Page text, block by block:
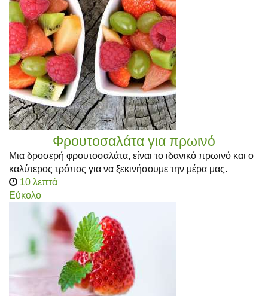
Φρουτοσαλάτα για πρωινό
Μια δροσερή φρουτοσαλάτα, είναι το ιδανικό πρωινό και ο
καλύτερος τρόπος για να ξεκινήσουμε την μέρα μας.
10 λεπτά
Εύκολο